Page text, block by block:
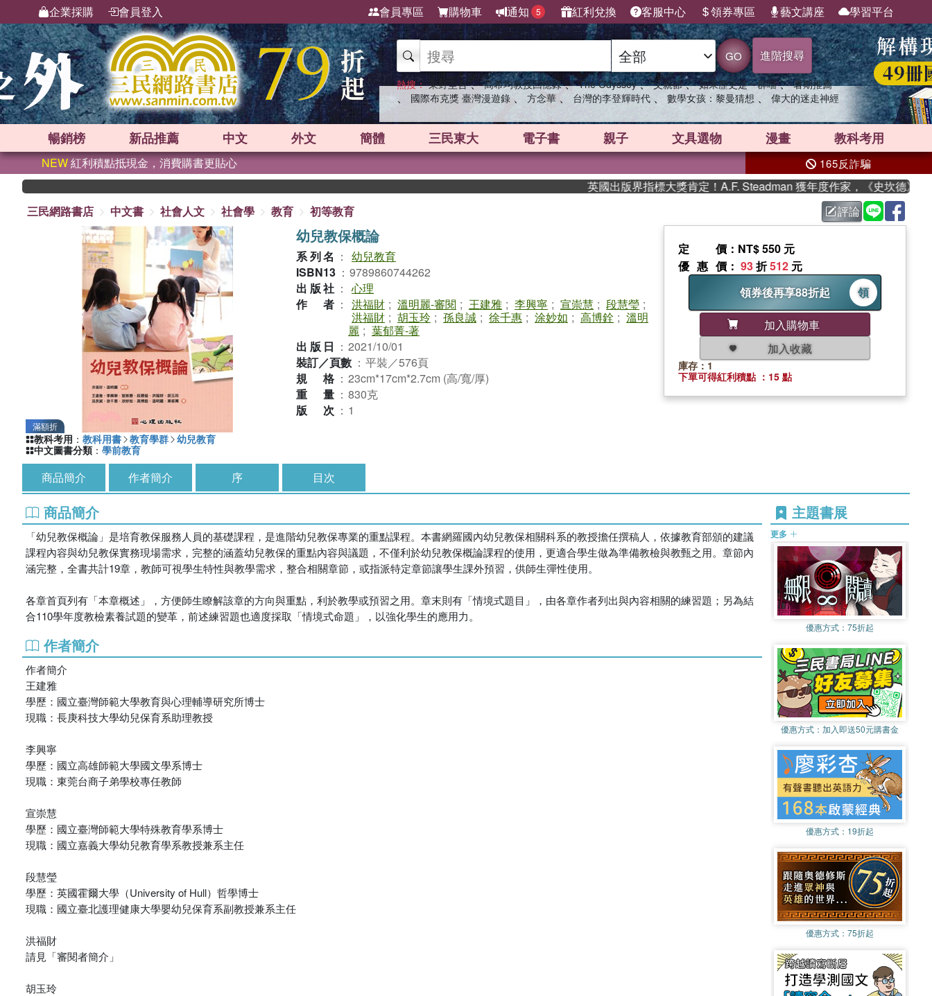
企業採購 會員登入 會員專區 購物車 通知 5 紅利兌換 客服中心 領券專區 藝文講座 學習平台
GO 進階搜尋
熱搜： 東野圭吾 、 高希均教授回憶錄 、 The Odyssey 、 父親節 、 如果歷史是一群喵 、 暑期推薦
、 國際布克獎 臺灣漫遊錄 、 方念華 、 台灣的李登輝時代 、 數學女孩：黎曼猜想 、 偉大的迷走神經
暢銷榜 新品推薦 中文 外文 簡體 三民東大 電子書 親子 文具選物 漫畫 教科考用
NEW紅利積點抵現金，消費購書更貼心 165反詐騙
英國出版界指標大獎肯定！A.F. Steadman 獲年度作家，《史坎德》系列帶你踏
三民網路書店
中文書 社會人文 社會學 教育 初等教育 評論
滿額折
幼兒教保概論
系列名 ： 幼兒教育
ISBN13 ： 9789860744262
出版社 ： 心理
作者 ： 洪福財 ; 溫明麗-審閱 ; 王建雅 ; 李興寧 ; 宣崇慧 ; 段慧瑩 ;
洪福財 ; 胡玉玲 ; 孫良誠 ; 徐千惠 ; 涂妙如 ; 高博銓 ; 溫明
麗 ; 葉郁菁-著
出版日 ： 2021/10/01
裝訂／頁數 ： 平裝／576頁
規格 ： 23cm*17cm*2.7cm (高/寬/厚)
重量 ： 830克
版次 ： 1
定價 ：NT$ 550 元
優惠價 ： 93折512 元
領券後再享88折起
領
加入購物車
加入收藏
庫存：1
下單可得紅利積點 ：15 點
教科考用 ： 教科用書 教育學群 幼兒教育
中文圖書分類 ： 學前教育
商品簡介 作者簡介 序 目次
商品簡介
「幼兒教保概論」是培育教保服務人員的基礎課程，是進階幼兒教保專業的重點課程。本書網羅國內幼兒教保相關科系的教授擔任撰稿人，依據教育部頒的建議
課程內容與幼兒教保實務現場需求，完整的涵蓋幼兒教保的重點內容與議題，不僅利於幼兒教保概論課程的使用，更適合學生做為準備教檢與教甄之用。章節內
涵完整，全書共計19章，教師可視學生特性與教學需求，整合相關章節，或指派特定章節讓學生課外預習，供師生彈性使用。
各章首頁列有「本章概述」，方便師生瞭解該章的方向與重點，利於教學或預習之用。章末則有「情境式題目」，由各章作者列出與內容相關的練習題；另為結
合110學年度教檢素養試題的變革，前述練習題也適度採取「情境式命題」，以強化學生的應用力。
作者簡介
作者簡介
王建雅
學歷：國立臺灣師範大學教育與心理輔導研究所博士
現職：長庚科技大學幼兒保育系助理教授
李興寧
學歷：國立高雄師範大學國文學系博士
現職：東莞台商子弟學校專任教師
宣崇慧
學歷：國立臺灣師範大學特殊教育學系博士
現職：國立嘉義大學幼兒教育學系教授兼系主任
段慧瑩
學歷：英國霍爾大學（University of Hull）哲學博士
現職：國立臺北護理健康大學嬰幼兒保育系副教授兼系主任
洪福財
請見「審閱者簡介」
胡玉玲
主題書展
更多
優惠方式： 75折起
優惠方式： 加入即送50元購書金
優惠方式： 19折起
優惠方式： 75折起